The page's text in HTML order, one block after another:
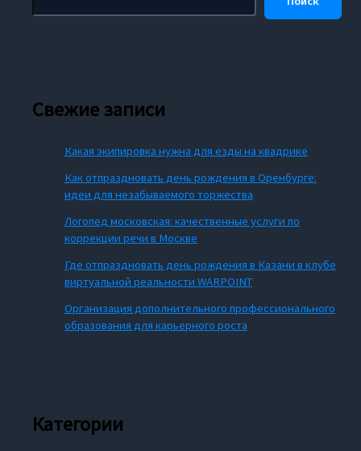
Свежие записи
Какая экипировка нужна для езды на квадрике
Как отпраздновать день рождения в Оренбурге:
идеи для незабываемого торжества
Логопед московская: качественные услуги по
коррекции речи в Москве
Где отпраздновать день рождения в Казани в клубе
виртуальной реальности WARPOINT
Организация дополнительного профессионального
образования для карьерного роста
Категории